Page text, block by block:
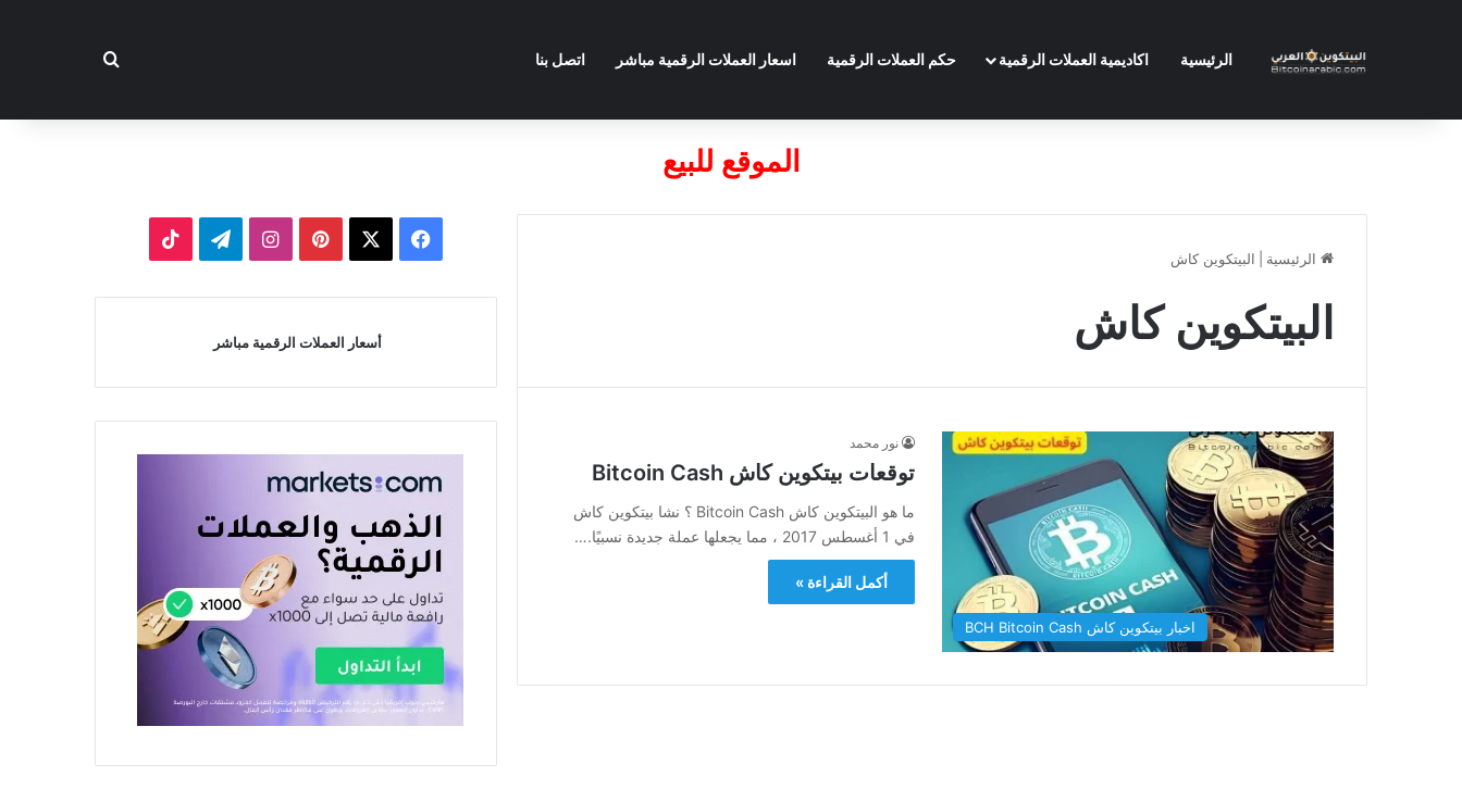
الرئيسية اكاديمية العملات الرقمية حكم العملات الرقمية اسعار العملات الرقمية مباشر اتصل بنا بحث عن
الموقع للبيع
الرئيسية البيتكوين كاش
البيتكوين كاش
اخبار بيتكوين كاش BCH Bitcoin Cash
نور محمد
توقعات بيتكوين كاش Bitcoin Cash
ما هو البيتكوين كاش Bitcoin Cash ؟ نشا بيتكوين كاش
في 1 أغسطس 2017 ، مما يجعلها عملة جديدة نسبيًا.…
أكمل القراءة »
فيسبوك بينتيريستانستقرامتيلقرام
أسعار العملات الرقمية مباشر